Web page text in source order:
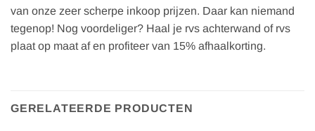
van onze zeer scherpe inkoop prijzen. Daar kan niemand
tegenop! Nog voordeliger? Haal je rvs achterwand of rvs
plaat op maat af en profiteer van 15% afhaalkorting.
GERELATEERDE PRODUCTEN